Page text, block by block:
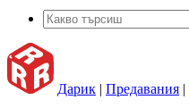
Дарик | Предавания |